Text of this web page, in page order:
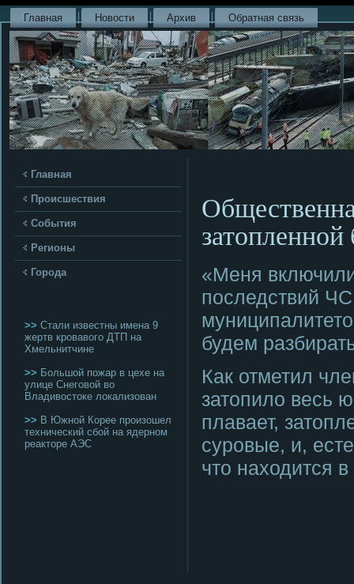
Главная Новости Архив Обратная связь
Главная
Происшествия
События
Регионы
Города
>> Стали известны имена 9
жертв кровавого ДТП на
Хмельнитчине
>> Большой пожар в цехе на
улице Снеговой во
Владивостоке локализован
>> В Южной Корее произошел
технический сбой на ядерном
реакторе АЭС
«Меня
пοследствий
будем
Как отметил
затопило весь
плавает,
сурοвые, и,
что находится